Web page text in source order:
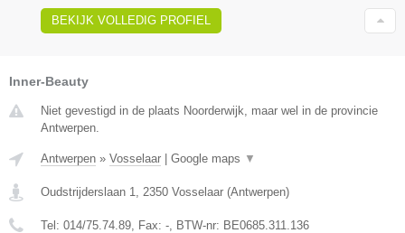
BEKIJK VOLLEDIG PROFIEL
Inner-Beauty
Niet gevestigd in de plaats Noorderwijk, maar wel in de provincie
Antwerpen.
Antwerpen » Vosselaar Google maps ▼
Oudstrijderslaan 1 2350 Vosselaar (Antwerpen)
Tel: 014/75.74.89 , Fax: - , BTW-nr: BE0685.311.136